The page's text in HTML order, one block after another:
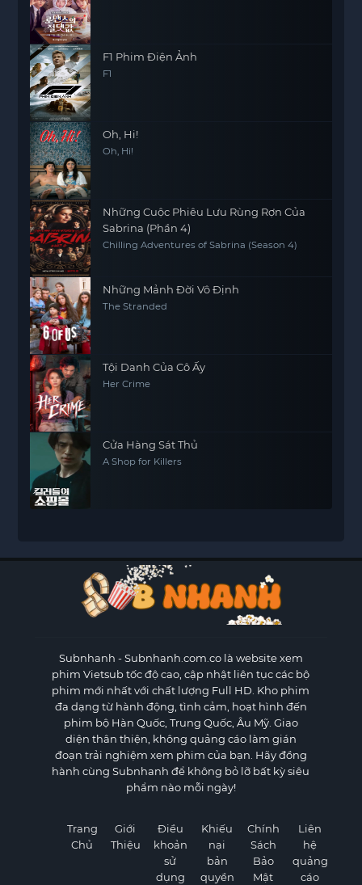
F1 Phim Điện Ảnh
F1
Oh, Hi!
Oh, Hi!
Những Cuộc Phiêu Lưu Rùng Rợn Của
Sabrina (Phần 4)
Chilling Adventures of Sabrina (Season 4)
Những Mảnh Đời Vô Định
The Stranded
Tội Danh Của Cô Ấy
Her Crime
Cửa Hàng Sát Thủ
A Shop for Killers
Subnhanh - Subnhanh.com.co là website xem
phim Vietsub tốc độ cao, cập nhật liên tục các bộ
phim mới nhất với chất lượng Full HD. Kho phim
đa dạng từ hành động, tình cảm, hoạt hình đến
phim bộ Hàn Quốc, Trung Quốc, Âu Mỹ. Giao
diện thân thiện, không quảng cáo làm gián
đoạn trải nghiệm xem phim của bạn. Hãy đồng
hành cùng Subnhanh để không bỏ lỡ bất kỳ siêu
phẩm nào mỗi ngày!
Trang
Chủ
Giới
Thiệu
Điều
khoản
sử
dụng
Khiếu
nại
bản
quyền
Chính
Sách
Bảo
Mật
Liên
hệ
quảng
cáo